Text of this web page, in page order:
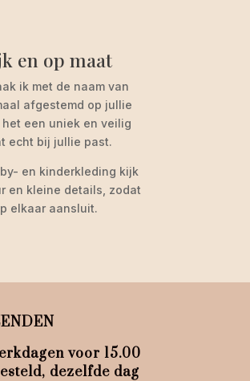
en op maat
ik met de naam van
afgestemd op jullie
een uniek en veilig
echt bij jullie past.
en kinderkleding kijk
en kleine details, zodat
elkaar aansluit.
voor 15.00
dezelfde dag